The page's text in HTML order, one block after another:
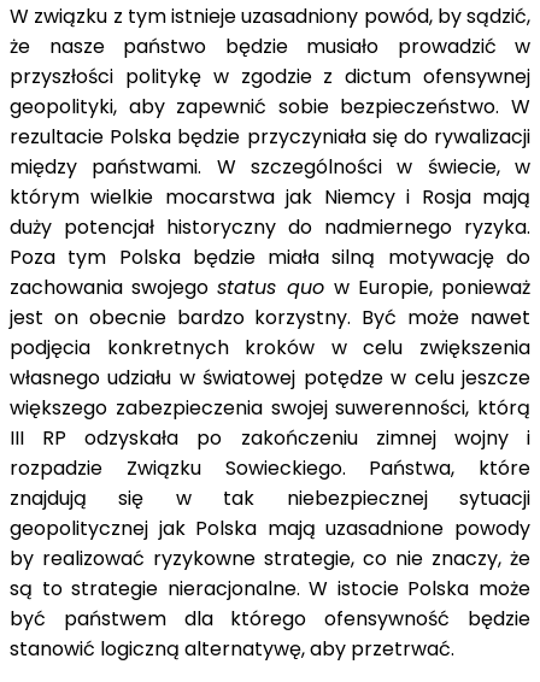
W związku z tym istnieje uzasadniony powód, by sądzić,
że nasze państwo będzie musiało prowadzić w
przyszłości politykę w zgodzie z dictum ofensywnej
geopolityki, aby zapewnić sobie bezpieczeństwo. W
rezultacie Polska będzie przyczyniała się do rywalizacji
między państwami. W szczególności w świecie, w
którym wielkie mocarstwa jak Niemcy i Rosja mają
duży potencjał historyczny do nadmiernego ryzyka.
Poza tym Polska będzie miała silną motywację do
zachowania swojegostatus quo w Europie, ponieważ
jest on obecnie bardzo korzystny. Być może nawet
podjęcia konkretnych kroków w celu zwiększenia
własnego udziału w światowej potędze w celu jeszcze
większego zabezpieczenia swojej suwerenności, którą
III RP odzyskała po zakończeniu zimnej wojny i
rozpadzie Związku Sowieckiego. Państwa, które
znajdują się w tak niebezpiecznej sytuacji
geopolitycznej jak Polska mają uzasadnione powody
by realizować ryzykowne strategie, co nie znaczy, że
są to strategie nieracjonalne. W istocie Polska może
być państwem dla którego ofensywność będzie
stanowić logiczną alternatywę, aby przetrwać.